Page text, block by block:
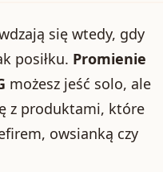
się wtedy, gdy
posiłku. Promienie
możesz jeść solo, ale
z produktami, które
owsianką czy